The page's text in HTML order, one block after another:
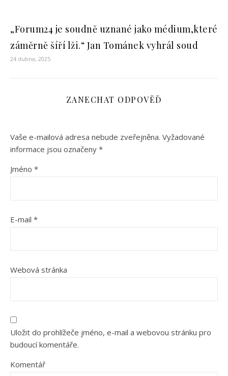
„Forum24 je soudně uznané jako médium,které
záměrně šíří lži.“ Jan Tománek vyhrál soud
24 dubna, 2025
ZANECHAT ODPOVĚĎ
Vaše e-mailová adresa nebude zveřejněna. Vyžadované
informace jsou označeny *
Jméno *
E-mail *
Webová stránka
Uložit do prohlížeče jméno, e-mail a webovou stránku pro
budoucí komentáře.
Komentář